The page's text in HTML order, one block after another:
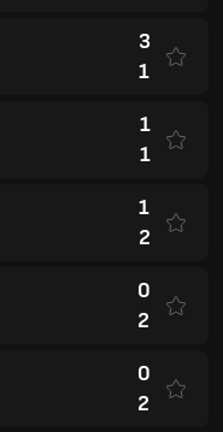
3
1
1
1
1
2
0
2
0
2